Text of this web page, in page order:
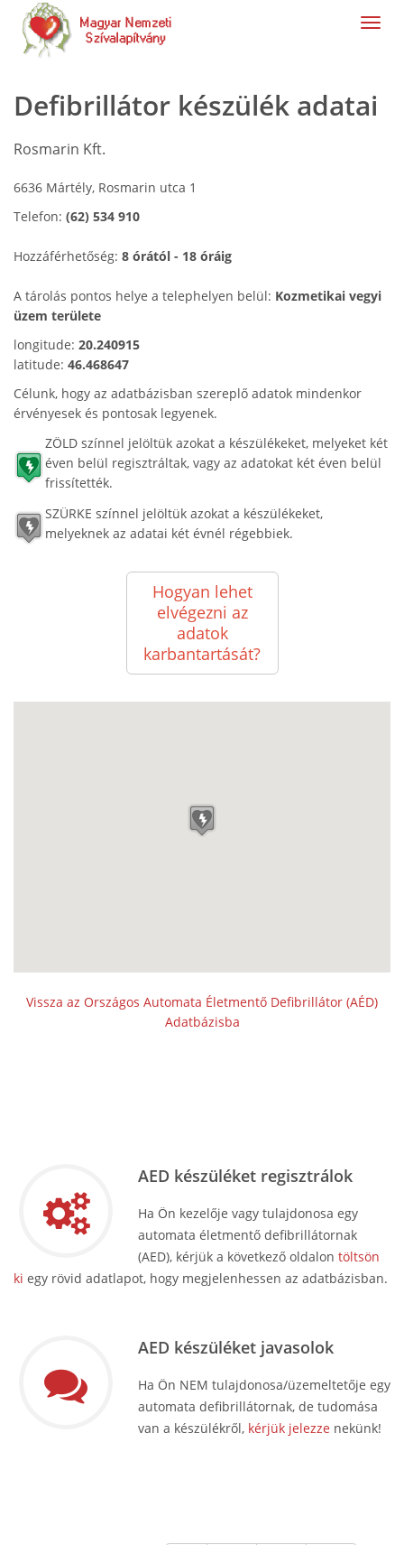
Defibrillátor készülék adatai
Rosmarin Kft.
6636 Mártély, Rosmarin utca 1
Telefon: (62) 534 910
Hozzáférhetőség: 8 órától - 18 óráig
A tárolás pontos helye a telephelyen belül: Kozmetikai vegyi
üzem területe
longitude: 20.240915
latitude: 46.468647
Célunk, hogy az adatbázisban szereplő adatok mindenkor
érvényesek és pontosak legyenek.
ZÖLD színnel jelöltük azokat a készülékeket, melyeket két
éven belül regisztráltak, vagy az adatokat két éven belül
frissítették.
SZÜRKE színnel jelöltük azokat a készülékeket,
melyeknek az adatai két évnél régebbiek.
Hogyan lehet
elvégezni az
adatok
karbantartását?
Vissza az Országos Automata Életmentő Defibrillátor (AÉD)
Adatbázisba
AED készüléket regisztrálok
Ha Ön kezelője vagy tulajdonosa egy
automata életmentő defibrillátornak
(AED), kérjük a következő oldalon töltsön
ki egy rövid adatlapot, hogy megjelenhessen az adatbázisban.
AED készüléket javasolok
Ha Ön NEM tulajdonosa/üzemeltetője egy
automata defibrillátornak, de tudomása
van a készülékről, kérjük jelezze nekünk!